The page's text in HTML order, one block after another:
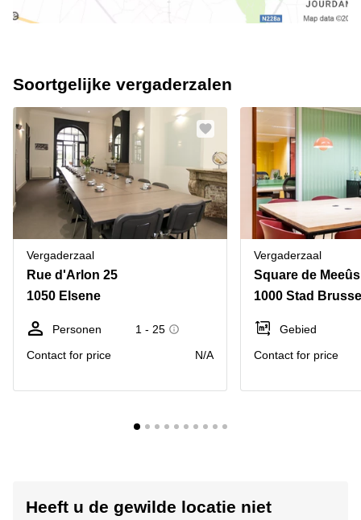
Soortgelijke vergaderzalen
Vergaderzaal
Rue d'Arlon 25
1050 Elsene
Personen
1 - 25
Contact for price
N/A
Vergaderzaal
Square de
1000 Stad
Gebied
Contact for price
Heeft u de gewilde locatie niet